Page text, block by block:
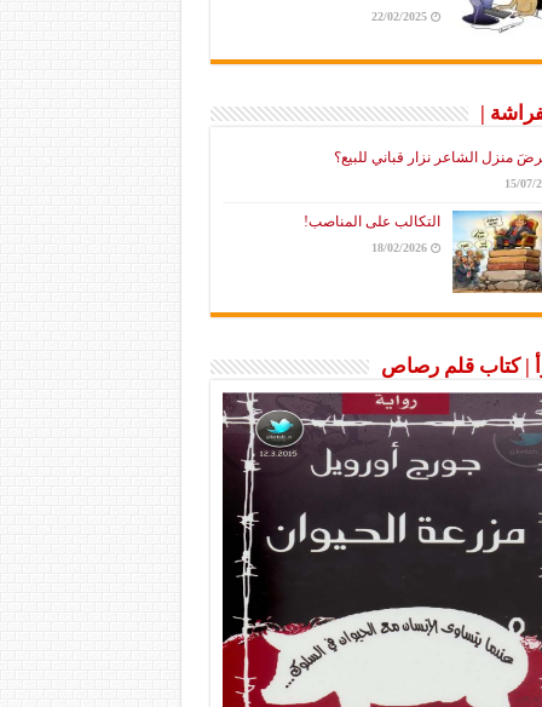
22/02/2025
|
منزل الشاعر نزار قباني للبيع؟
15/07/
التكالب على المناصب!
18/02/2026
| كتاب قلم رصاص